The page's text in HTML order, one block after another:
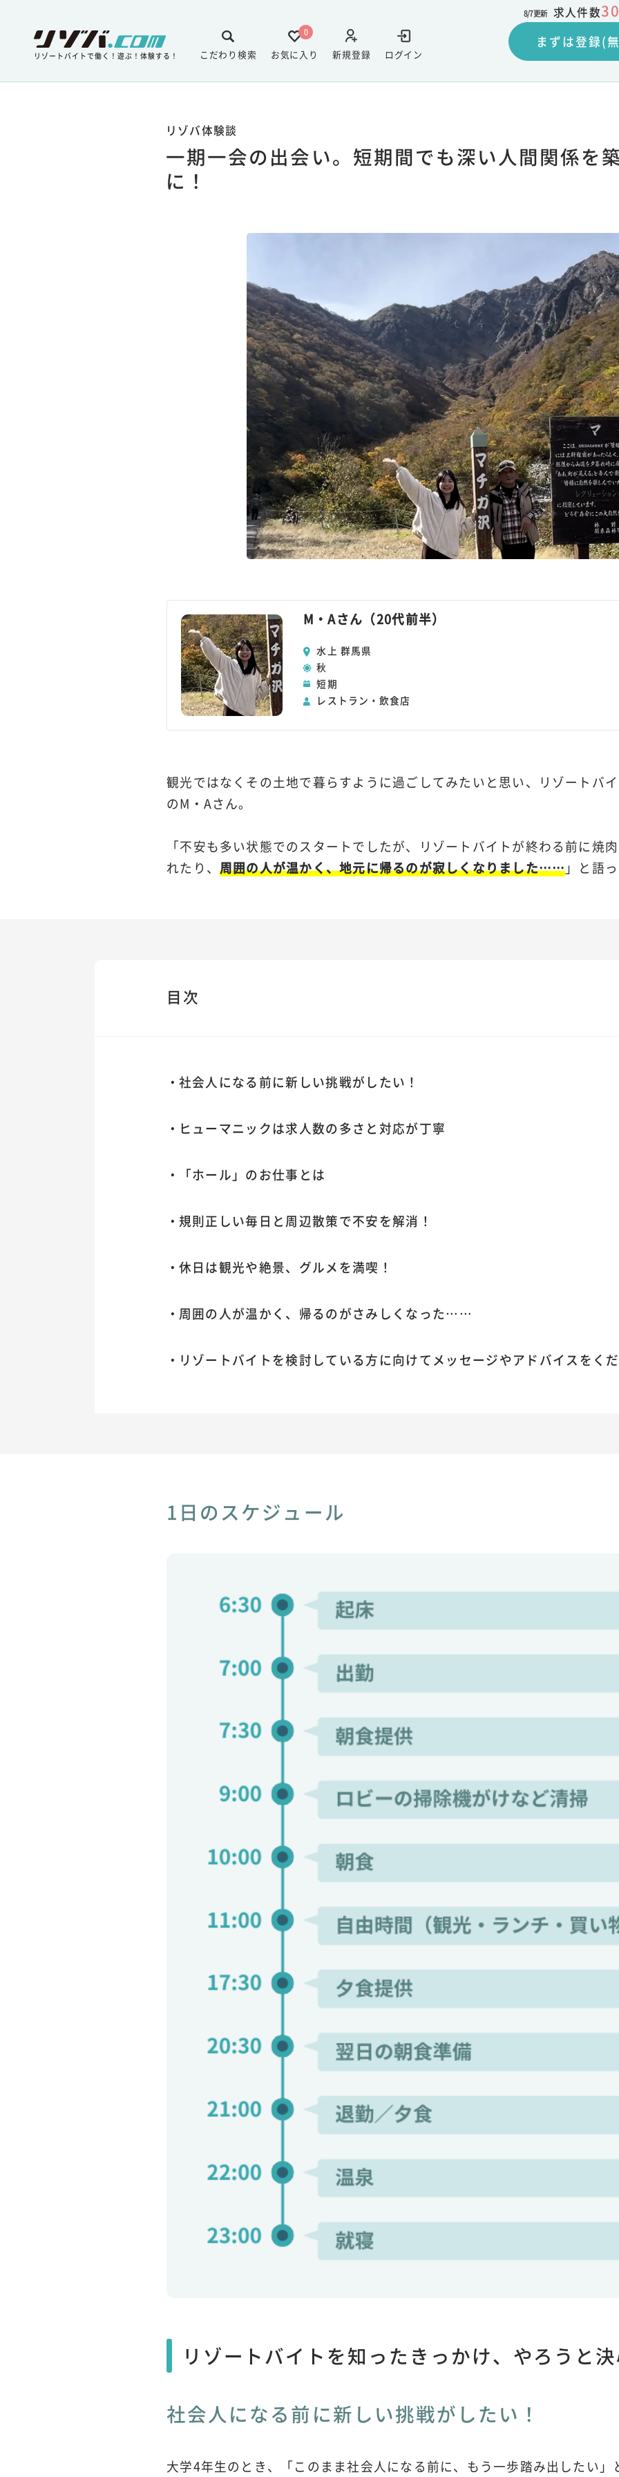
リゾートバイトで働く！遊ぶ！体験する！ ログイン
新規登録
0
お気に入り
こだわり検索
8/7更新 求人件数
まずは登録(
リゾバ体験談
一期一会の出会い。短期間でも深い人間関係を
に！
M・Aさん（20代前半）
水上 群馬県
秋
短期
レストラン・飲食店
観光ではなくその土地で暮らすように過ごしてみたいと思い、リゾートバ
のM・Aさん。
「不安も多い状態でのスタートでしたが、リゾートバイトが終わる前に焼
れたり、周囲の人が温かく、地元に帰るのが寂しくなりました……」と語
目次
社会人になる前に新しい挑戦がしたい！
ヒューマニックは求人数の多さと対応が丁寧
「ホール」のお仕事とは
規則正しい毎日と周辺散策で不安を解消！
休日は観光や絶景、グルメを満喫！
周囲の人が温かく、帰るのがさみしくなった……
リゾートバイトを検討している方に向けてメッセージやアドバイスをく
1日のスケジュール
リゾートバイトを知ったきっかけ、やろうと
社会人になる前に新しい挑戦がしたい！
大学4年生のとき、「このまま社会人になる前に、もう一歩踏み出したい